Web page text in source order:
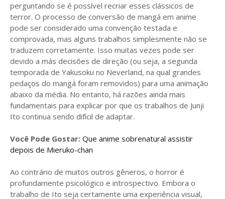
perguntando se é possível recriar esses clássicos de
terror. O processo de conversão de mangá em anime
pode ser considerado uma convenção testada e
comprovada, mas alguns trabalhos simplesmente não se
traduzem corretamente. Isso muitas vezes pode ser
devido a más decisões de direção (ou seja, a segunda
temporada de Yakusoku no Neverland, na qual grandes
pedaços do mangá foram removidos) para uma animação
abaixo da média. No entanto, há razões ainda mais
fundamentais para explicar por que os trabalhos de Junji
Ito continua sendo difícil de adaptar.
Você Pode Gostar: Que anime sobrenatural assistir
depois de Mieruko-chan
Ao contrário de muitos outros gêneros, o horror é
profundamente psicológico e introspectivo. Embora o
trabalho de Ito seja certamente uma experiência visual,